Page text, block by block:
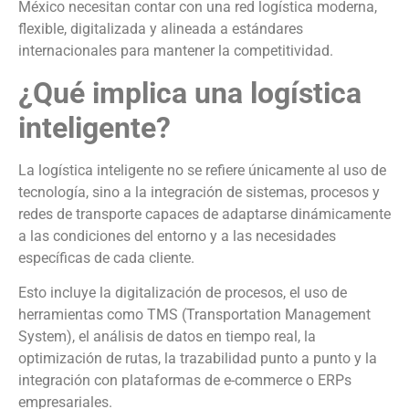
México necesitan contar con una red logística moderna,
flexible, digitalizada y alineada a estándares
internacionales para mantener la competitividad.
¿Qué implica una logística
inteligente?
La logística inteligente no se refiere únicamente al uso de
tecnología, sino a la integración de sistemas, procesos y
redes de transporte capaces de adaptarse dinámicamente
a las condiciones del entorno y a las necesidades
específicas de cada cliente.
Esto incluye la digitalización de procesos, el uso de
herramientas como TMS (Transportation Management
System), el análisis de datos en tiempo real, la
optimización de rutas, la trazabilidad punto a punto y la
integración con plataformas de e-commerce o ERPs
empresariales.